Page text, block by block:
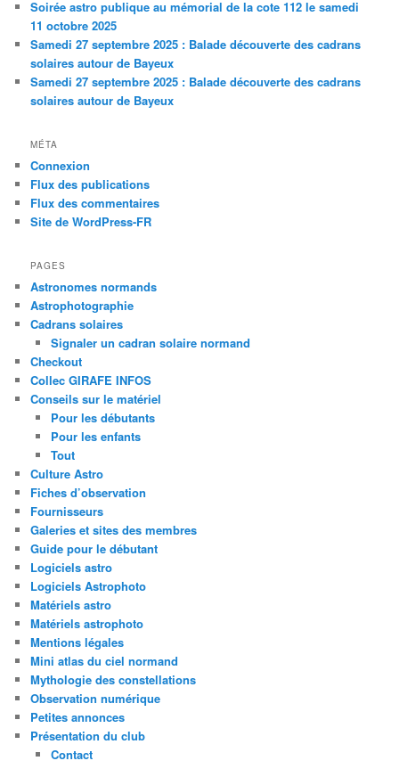
Soirée astro publique au mémorial de la cote 112 le samedi
11 octobre 2025
Samedi 27 septembre 2025 : Balade découverte des cadrans
solaires autour de Bayeux
Samedi 27 septembre 2025 : Balade découverte des cadrans
solaires autour de Bayeux
MÉTA
Connexion
Flux des publications
Flux des commentaires
Site de WordPress-FR
PAGES
Astronomes normands
Astrophotographie
Cadrans solaires
Signaler un cadran solaire normand
Checkout
Collec GIRAFE INFOS
Conseils sur le matériel
Pour les débutants
Pour les enfants
Tout
Culture Astro
Fiches d’observation
Fournisseurs
Galeries et sites des membres
Guide pour le débutant
Logiciels astro
Logiciels Astrophoto
Matériels astro
Matériels astrophoto
Mentions légales
Mini atlas du ciel normand
Mythologie des constellations
Observation numérique
Petites annonces
Présentation du club
Contact